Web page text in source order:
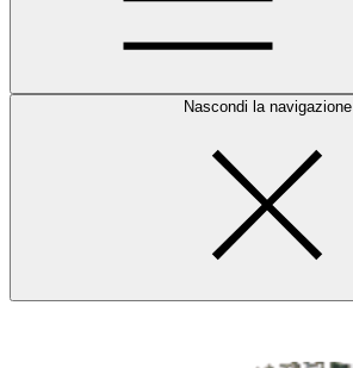
Nascondi la navigazione